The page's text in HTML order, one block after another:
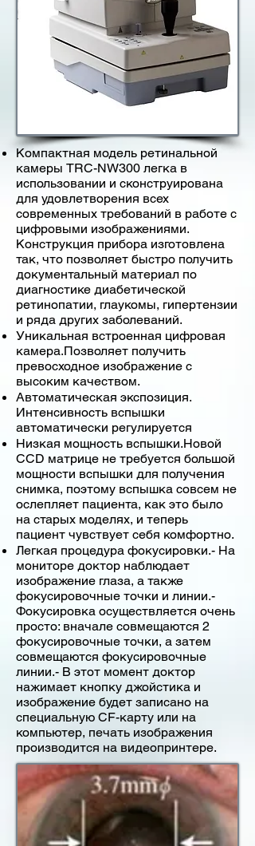
Компактная модель ретинальной
камеры TRC-NW300 легка в
использовании и сконструирована
для удовлетворения всех
современных требований в работе с
цифровыми изображениями.
Конструкция прибора изготовлена
так, что позволяет быстро получить
документальный материал по
диагностике диабетической
ретинопатии, глаукомы, гипертензии
и ряда других заболеваний.
Уникальная встроенная цифровая
камера.Позволяет получить
превосходное изображение с
высоким качеством.
Автоматическая экспозиция.
Интенсивность вспышки
автоматически регулируется
Низкая мощность вспышки.Новой
CCD матрице не требуется большой
мощности вспышки для получения
снимка, поэтому вспышка совсем не
ослепляет пациента, как это было
на старых моделях, и теперь
пациент чувствует себя комфортно.
Легкая процедура фокусировки.- На
мониторе доктор наблюдает
изображение глаза, а также
фокусировочные точки и линии.-
Фокусировка осуществляется очень
просто: вначале совмещаются 2
фокусировочные точки, а затем
совмещаются фокусировочные
линии.- В этот момент доктор
нажимает кнопку джойстика и
изображение будет записано на
специальную CF-карту или на
компьютер, печать изображения
производится на видеопринтере.